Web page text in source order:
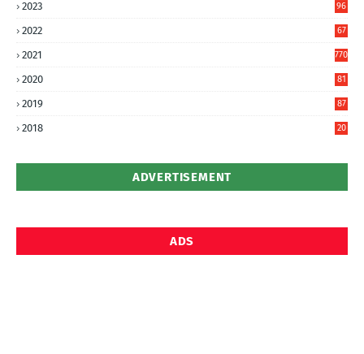
2023
96
2022
67
2021 770
2020
81
2019
87
2018
20
ADVERTISEMENT
ADS